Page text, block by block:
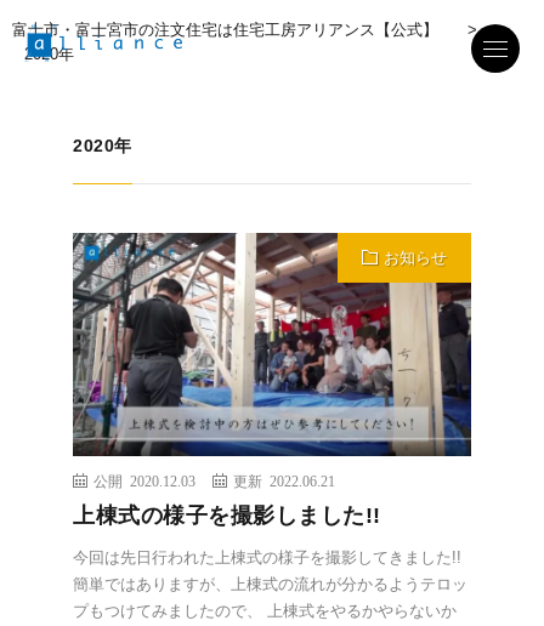
富士市・富士宮市の注文住宅は住宅工房アリアンス【公式】
>
2020年
2020年
お知らせ
公開 2020.12.03 更新 2022.06.21
上棟式の様子を撮影しました!!
今回は先日行われた上棟式の様子を撮影してきました!!
簡単ではありますが、上棟式の流れが分かるようテロッ
プもつけてみましたので、 上棟式をやるかやらないか